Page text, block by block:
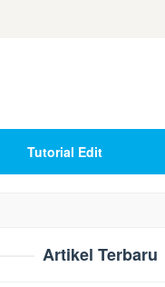
Tutorial Edit
Artikel Terbaru